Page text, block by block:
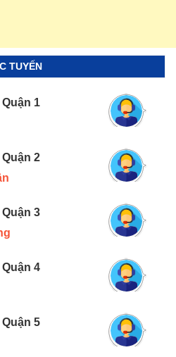
TUYẾN
1
2
3
4
5